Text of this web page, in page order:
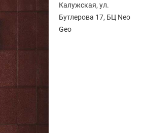
Калужская, ул.
Бутлерова 17, БЦ Neo
Geo